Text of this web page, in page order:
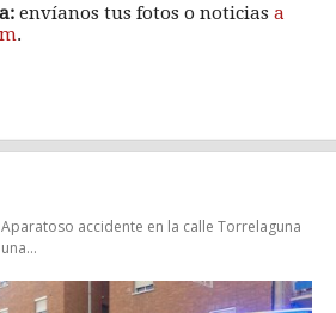
envíanos tus fotos o noticias a
.